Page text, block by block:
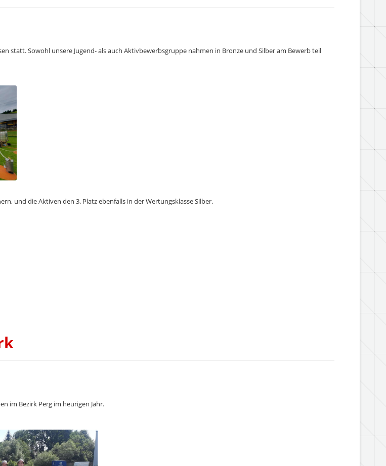
statt. Sowohl unsere Jugend- als auch Aktivbewerbsgruppe nahmen in Bronze und Silber am Bewerb teil
und die Aktiven den 3. Platz ebenfalls in der Wertungsklasse Silber.
im Bezirk Perg im heurigen Jahr.